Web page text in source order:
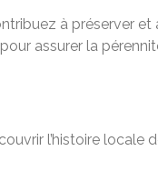
à préserver
assurer la
l’histoire locale